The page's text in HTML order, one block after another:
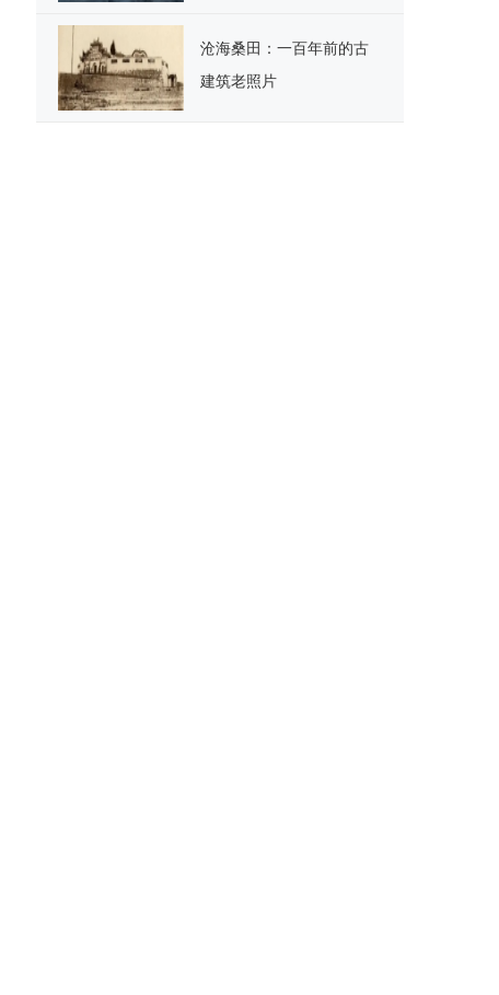
沧海桑田：一百年前的古
建筑老照片